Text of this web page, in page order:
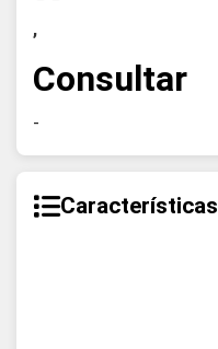
,
Consultar
-
Características